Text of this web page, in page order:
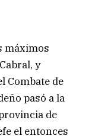
máximos
y
Combate de
pasó a la
de
el entonces